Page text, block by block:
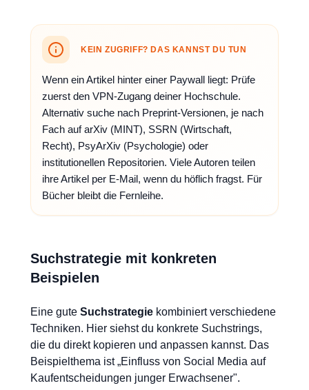
KEIN ZUGRIFF? DAS KANNST DU TUN
Wenn ein Artikel hinter einer Paywall liegt: Prüfe
zuerst den VPN-Zugang deiner Hochschule.
Alternativ suche nach Preprint-Versionen, je nach
Fach auf arXiv (MINT), SSRN (Wirtschaft,
Recht), PsyArXiv (Psychologie) oder
institutionellen Repositorien. Viele Autoren teilen
ihre Artikel per E-Mail, wenn du höflich fragst. Für
Bücher bleibt die Fernleihe.
Suchstrategie mit konkreten
Beispielen
Eine gute Suchstrategie kombiniert verschiedene
Techniken. Hier siehst du konkrete Suchstrings,
die du direkt kopieren und anpassen kannst. Das
Beispielthema ist „Einfluss von Social Media auf
Kaufentscheidungen junger Erwachsener".